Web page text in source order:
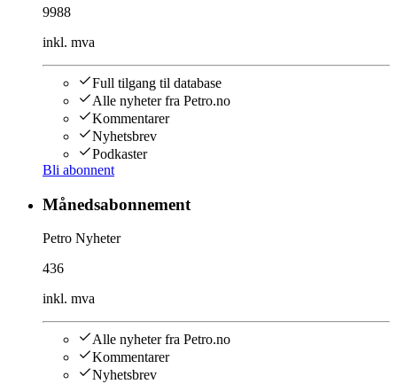
9988
inkl. mva
Full tilgang til database
Alle nyheter fra Petro.no
Kommentarer
Nyhetsbrev
Podkaster
Bli abonnent
Månedsabonnement
Petro Nyheter
436
inkl. mva
Alle nyheter fra Petro.no
Kommentarer
Nyhetsbrev